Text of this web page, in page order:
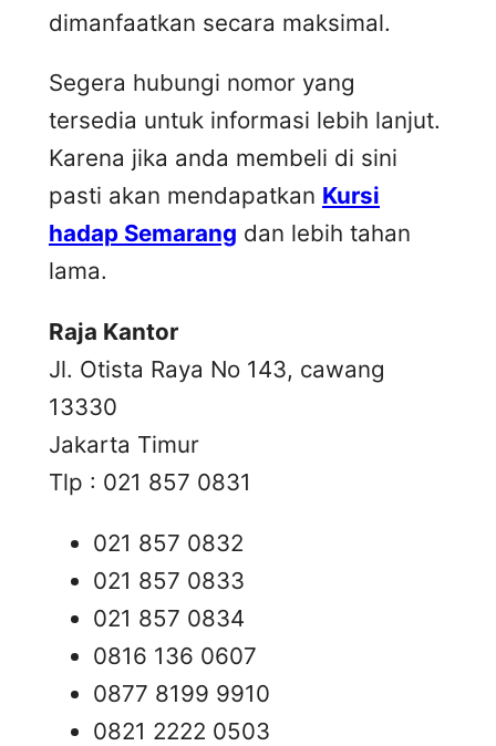
dimanfaatkan secara maksimal.
Segera hubungi nomor yang
tersedia untuk informasi lebih lanjut.
Karena jika anda membeli di sini
pasti akan mendapatkan Kursi
hadap Semarang dan lebih tahan
lama.
Raja Kantor
Jl. Otista Raya No 143, cawang
13330
Jakarta Timur
Tlp : 021 857 0831
021 857 0832
021 857 0833
021 857 0834
0816 136 0607
0877 8199 9910
0821 2222 0503